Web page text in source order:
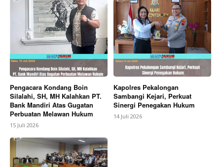
Pengacara Kondang Boin
Silalahi, SH, MH Kalahkan PT.
Bank Mandiri Atas Gugatan
Perbuatan Melawan Hukum
15 Juli 2026
Kapolres Pekalongan
Sambangi Kejari, Perkuat
Sinergi Penegakan Hukum
14 Juli 2026